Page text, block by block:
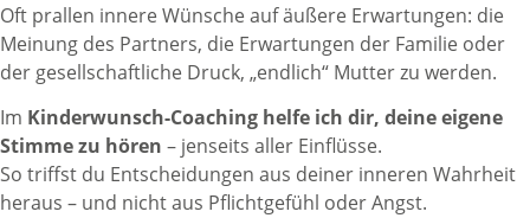
Oft prallen innere Wünsche auf äußere Erwartungen: die
Meinung des Partners, die Erwartungen der Familie oder
der gesellschaftliche Druck, „endlich“ Mutter zu werden.
Im Kinderwunsch-Coaching helfe ich dir, deine eigene
Stimme zu hören – jenseits aller Einflüsse.
So triffst du Entscheidungen aus deiner inneren Wahrheit
heraus – und nicht aus Pflichtgefühl oder Angst.